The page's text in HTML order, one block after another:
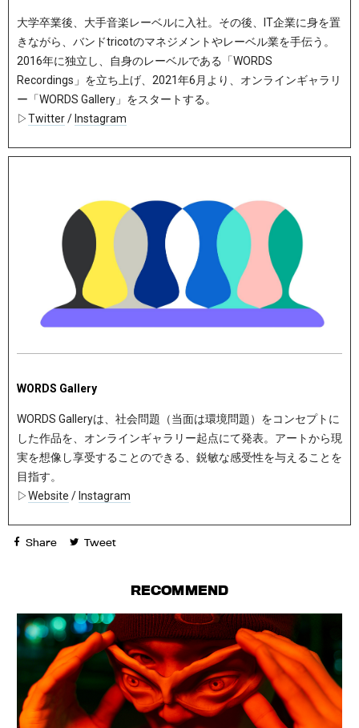
大学卒業後、大手音楽レーベルに入社。その後、IT企業に身を置
きながら、バンドtricotのマネジメントやレーベル業を手伝う。
2016年に独立し、自身のレーベルである「WORDS
Recordings」を立ち上げ、2021年6月より、オンラインギャラリ
ー「WORDS Gallery」をスタートする。
▷Twitter/ Instagram
WORDS Gallery
WORDS Galleryは、社会問題（当面は環境問題）をコンセプトに
した作品を、オンラインギャラリー起点にて発表。アートから現
実を想像し享受することのできる、鋭敏な感受性を与えることを
目指す。
▷Website / Instagram
Share Tweet
RECOMMEND